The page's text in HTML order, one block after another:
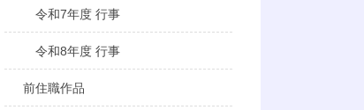
令和7年度 行事
令和8年度 行事
前住職作品